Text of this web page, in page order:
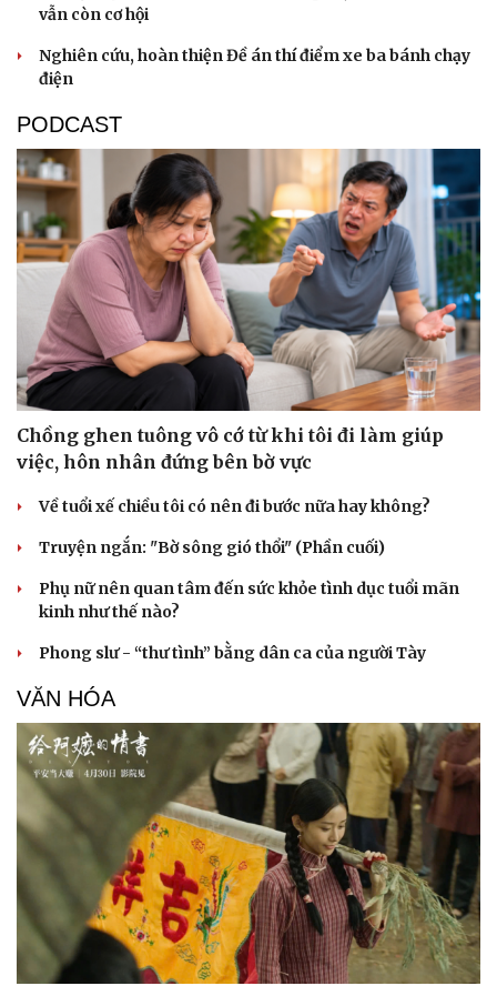
Văn hóa
Sân khấu - Điện ảnh
Văn học
Âm nhạc
Di sản
Giải trí
Nghệ sĩ
Thời trang
Sao Việt
vẫn còn cơ hội
Nghiên cứu, hoàn thiện Đề án thí điểm xe ba bánh chạy
điện
PODCAST
Chồng ghen tuông vô cớ từ khi tôi đi làm giúp
việc, hôn nhân đứng bên bờ vực
Về tuổi xế chiều tôi có nên đi bước nữa hay không?
Truyện ngắn: "Bờ sông gió thổi" (Phần cuối)
Phụ nữ nên quan tâm đến sức khỏe tình dục tuổi mãn
kinh như thế nào?
Phong slư - “thư tình” bằng dân ca của người Tày
VĂN HÓA